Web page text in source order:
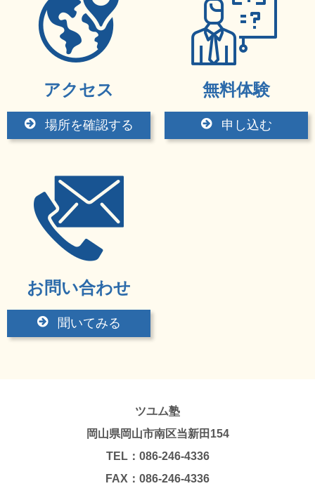
アクセス
場所を確認する
無料体験
申し込む
お問い合わせ
聞いてみる
ツユム塾
岡山県岡山市南区当新田154
TEL：086-246-4336
FAX：086-246-4336